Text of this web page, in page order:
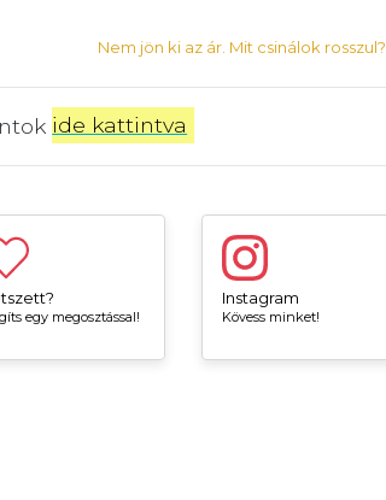
Nem jön ki az ár. Mit csinálok rosszul?
ide kattintva
egy megosztással!
Instagram
Kövess minket!